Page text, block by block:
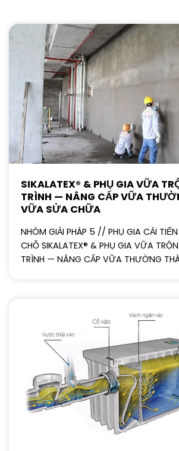
SIKALATEX® & PHỤ GIA VỮA
TRÌNH — NÂNG CẤP VỮA
VỮA SỬA CHỮA
NHÓM GIẢI PHÁP 5 // PHỤ GIA CẢI
CHỖ SIKALATEX® & PHỤ GIA VỮA
TRÌNH — NÂNG CẤP VỮA THƯỜNG